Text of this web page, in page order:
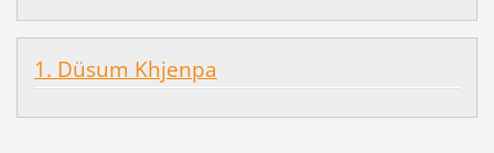
1. Düsum Khjenpa